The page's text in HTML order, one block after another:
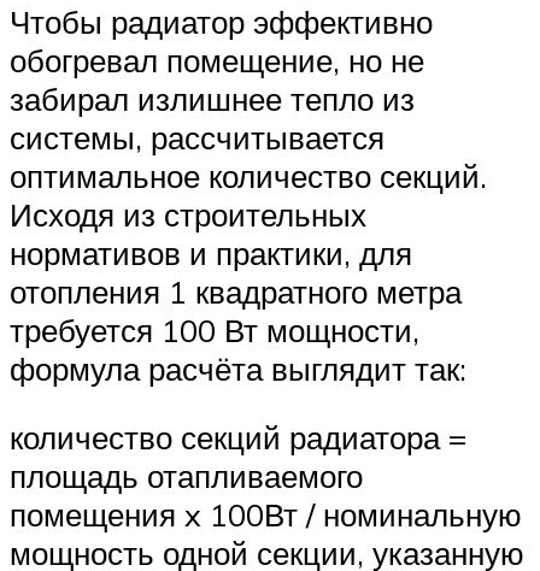
Чтобы радиатор эффективно
обогревал помещение, но не
забирал излишнее тепло из
системы, рассчитывается
оптимальное количество секций.
Исходя из строительных
нормативов и практики, для
отопления 1 квадратного метра
требуется 100 Вт мощности,
формула расчёта выглядит так:
количество секций радиатора =
площадь отапливаемого
помещения x 100Вт / номинальную
мощность одной секции, указанную